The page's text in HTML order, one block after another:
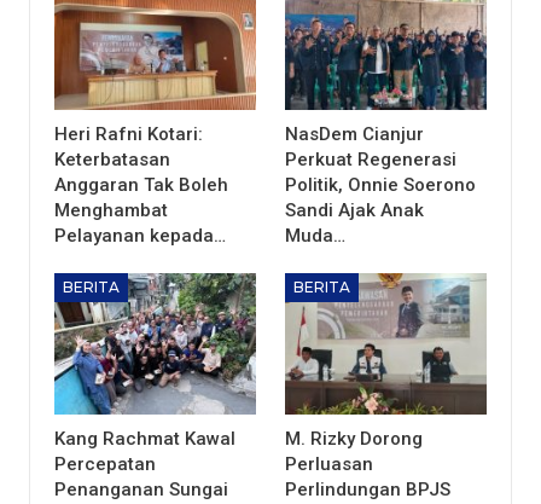
Heri Rafni Kotari:
Keterbatasan
Anggaran Tak Boleh
Menghambat
Pelayanan kepada…
NasDem Cianjur
Perkuat Regenerasi
Politik, Onnie Soerono
Sandi Ajak Anak
Muda…
BERITA
Kang Rachmat Kawal
Percepatan
Penanganan Sungai
BERITA
M. Rizky Dorong
Perluasan
Perlindungan BPJS